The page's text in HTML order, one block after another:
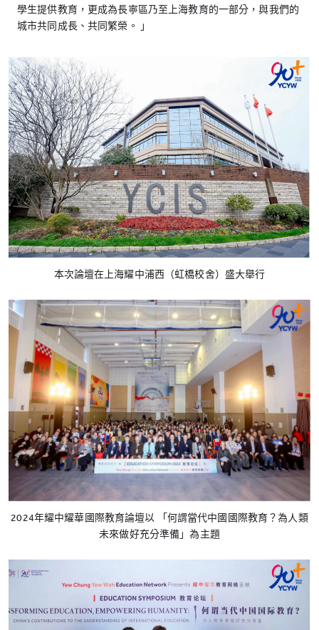
學生提供教育，更成為長寧區乃至上海教育的一部分，與我們的
城市共同成長、共同繁榮。 」
本次論壇在上海耀中浦西（虹橋校舍）盛大舉行
2024年耀中耀華國際教育論壇以 「何謂當代中國國際教育？為人類
未來做好充分準備」為主題